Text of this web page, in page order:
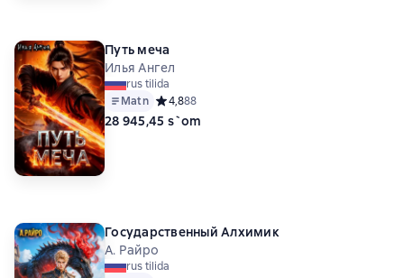
Путь меча
Илья Ангел
rus tilida
Matn Средний рейтинг 4,8 на основе 88 оценок
4,888
28 945,45 s`om
Государственный Алхимик
А. Райро
rus tilida